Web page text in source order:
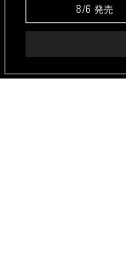
8/6 発売